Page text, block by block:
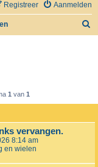
Aanmelden
Registreer
1van 1
vervangen.
8:14 am
en wielen